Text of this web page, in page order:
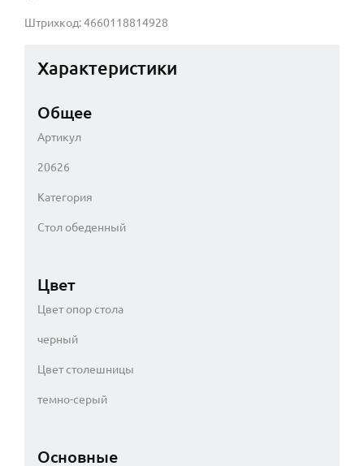
Штрихкод: 4660118814928
Характеристики
Общее
Артикул
20626
Категория
Стол обеденный
Цвет
Цвет опор стола
черный
Цвет столешницы
темно-серый
Основные